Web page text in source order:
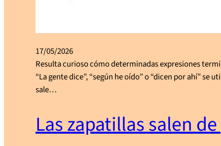
17/05/2026
Resulta curioso cómo determinadas expresiones
“La gente dice”, “según he oído” o “dicen por ahí”
sale…
Las zapatillas salen